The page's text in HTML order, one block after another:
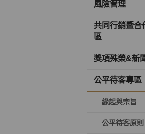
風險管理
共同行銷暨合
區
獎項殊榮&新
公平待客專區
緣起與宗旨
公平待客原則